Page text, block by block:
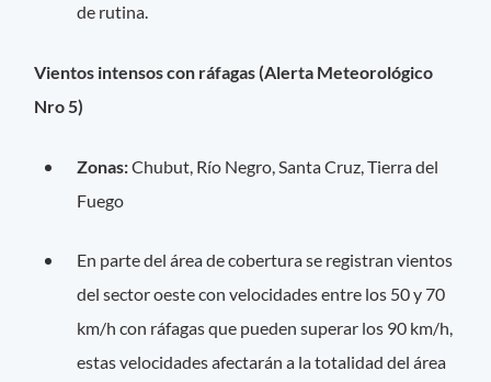
de rutina.
Vientos intensos con ráfagas (Alerta Meteorológico
Nro 5)
Zonas:Chubut, Río Negro, Santa Cruz, Tierra del
Fuego
En parte del área de cobertura se registran vientos
del sector oeste con velocidades entre los 50 y 70
km/h con ráfagas que pueden superar los 90 km/h,
estas velocidades afectarán a la totalidad del área